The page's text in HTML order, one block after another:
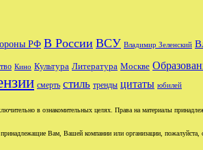
РФ В России ВСУ Владимир Зеленский
Кино Культура Литература Москве
смерть стиль тренды цитаты юбилей
в ознакомительных целях. Права на материалы
Вам, Вашей компании или организации, пожалуйста,